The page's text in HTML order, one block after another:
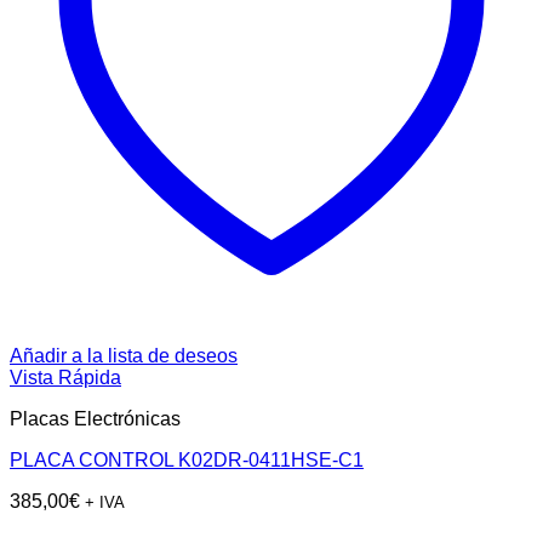
Añadir a la lista de deseos
Vista Rápida
Placas Electrónicas
PLACA CONTROL K02DR-0411HSE-C1
385,00€ + IVA